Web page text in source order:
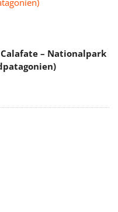
– Nationalpark